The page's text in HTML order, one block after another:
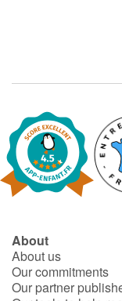
About
About us
Our commitments
Our partner